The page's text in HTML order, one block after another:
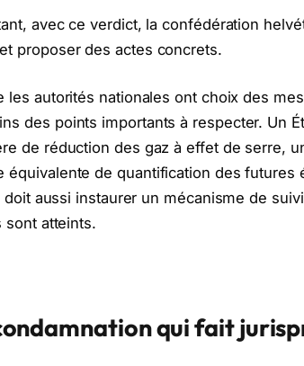
avec ce verdict, la confédération
proposer des actes concrets.
les autorités nationales ont choix des
des points importants à respecter. Un
de réduction des gaz à effet de serre,
équivalente de quantification des futures
doit aussi instaurer un mécanisme de
sont atteints.
qui fait